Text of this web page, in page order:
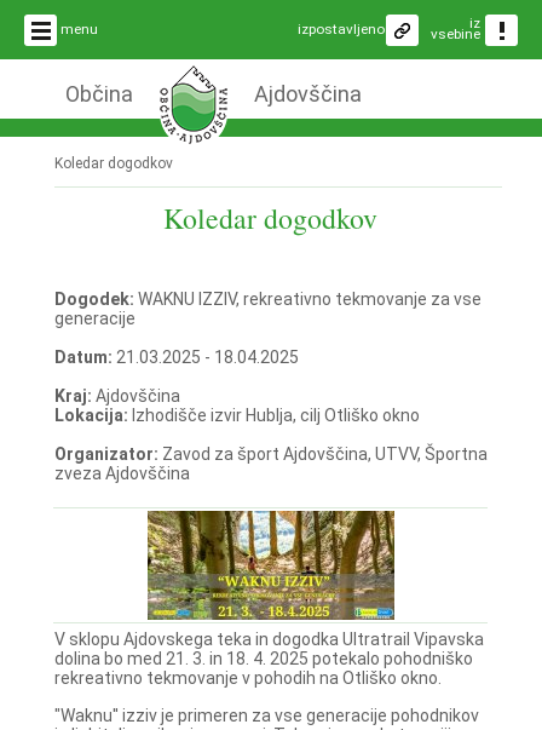
menu iz
vsebine
izpostavljeno
Občina Ajdovščina
Koledar dogodkov
Koledar dogodkov
Dogodek: WAKNU IZZIV, rekreativno tekmovanje za vse
generacije
Datum: 21.03.2025 - 18.04.2025
Kraj: Ajdovščina
Lokacija: Izhodišče izvir Hublja, cilj Otliško okno
Organizator: Zavod za šport Ajdovščina, UTVV, Športna
zveza Ajdovščina
V sklopu Ajdovskega teka in dogodka Ultratrail Vipavska
dolina bo med 21. 3. in 18. 4. 2025 potekalo pohodniško
rekreativno tekmovanje v pohodih na Otliško okno.
"Waknu'' izziv je primeren za vse generacije pohodnikov